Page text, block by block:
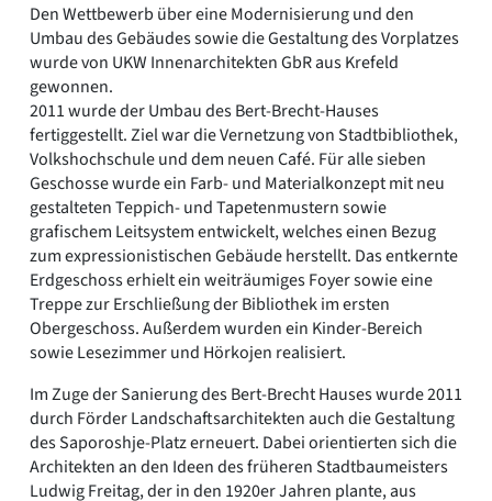
Den Wettbewerb über eine Modernisierung und den
Umbau des Gebäudes sowie die Gestaltung des Vorplatzes
wurde von UKW Innenarchitekten GbR aus Krefeld
gewonnen.
2011 wurde der Umbau des Bert-Brecht-Hauses
fertiggestellt. Ziel war die Vernetzung von Stadtbibliothek,
Volkshochschule und dem neuen Café. Für alle sieben
Geschosse wurde ein Farb- und Materialkonzept mit neu
gestalteten Teppich- und Tapetenmustern sowie
grafischem Leitsystem entwickelt, welches einen Bezug
zum expressionistischen Gebäude herstellt. Das entkernte
Erdgeschoss erhielt ein weiträumiges Foyer sowie eine
Treppe zur Erschließung der Bibliothek im ersten
Obergeschoss. Außerdem wurden ein Kinder-Bereich
sowie Lesezimmer und Hörkojen realisiert.
Im Zuge der Sanierung des Bert-Brecht Hauses wurde 2011
durch Förder Landschaftsarchitekten auch die Gestaltung
des Saporoshje-Platz erneuert. Dabei orientierten sich die
Architekten an den Ideen des früheren Stadtbaumeisters
Ludwig Freitag, der in den 1920er Jahren plante, aus